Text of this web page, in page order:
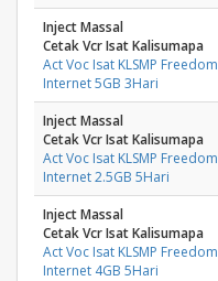
Inject Massal
Cetak Vcr Isat Kalisumapa
Act Voc Isat KLSMP Freedom
Internet 5GB 3Hari
Inject Massal
Cetak Vcr Isat Kalisumapa
Act Voc Isat KLSMP Freedom
Internet 2.5GB 5Hari
Inject Massal
Cetak Vcr Isat Kalisumapa
Act Voc Isat KLSMP Freedom
Internet 4GB 5Hari